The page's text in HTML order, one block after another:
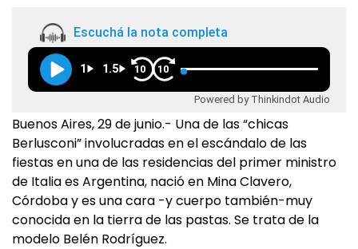
Escuchá la nota completa
1 1.5 10 10
Powered by Thinkindot Audio
Buenos Aires, 29 de junio.- Una de las “chicas
Berlusconi” involucradas en el escándalo de las
fiestas en una de las residencias del primer ministro
de Italia es Argentina, nació en Mina Clavero,
Córdoba y es una cara -y cuerpo también-muy
conocida en la tierra de las pastas. Se trata de la
modelo Belén Rodríguez.